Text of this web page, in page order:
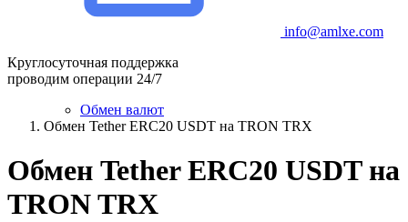
info@amlxe.com
Круглосуточная поддержка
проводим операции 24/7
Обмен валют
Обмен Tether ERC20 USDT на TRON TRX
Обмен Tether ERC20 USDT на
TRON TRX